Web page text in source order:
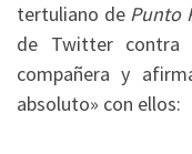
tertuliano de Punto
de Twitter contra
compañera y
absoluto» con ellos: